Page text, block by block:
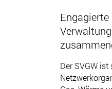
Der SVGW